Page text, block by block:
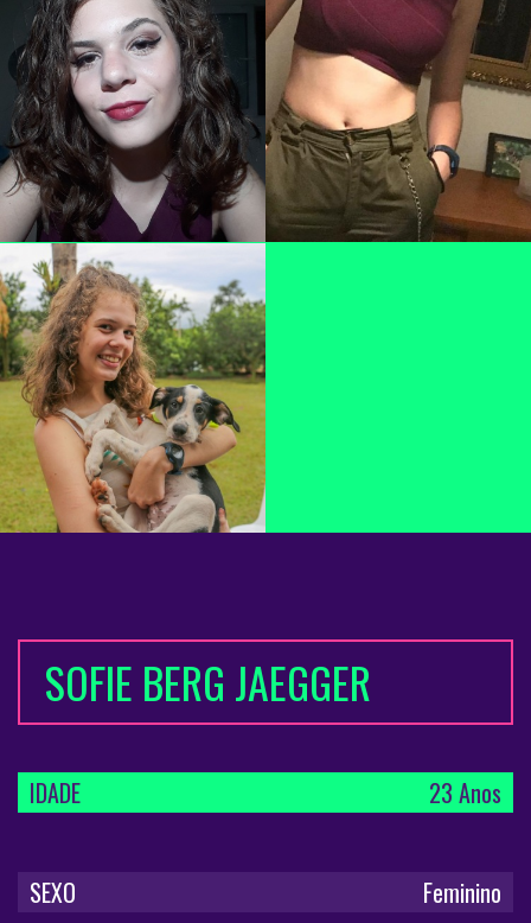
SOFIE BERG JAEGGER
IDADE 23 Anos
SEXO
Feminino